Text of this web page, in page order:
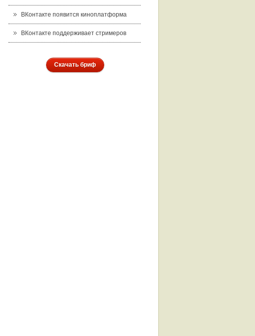
ВКонтакте появится киноплатформа
ВКонтакте поддерживает стримеров
Скачать бриф